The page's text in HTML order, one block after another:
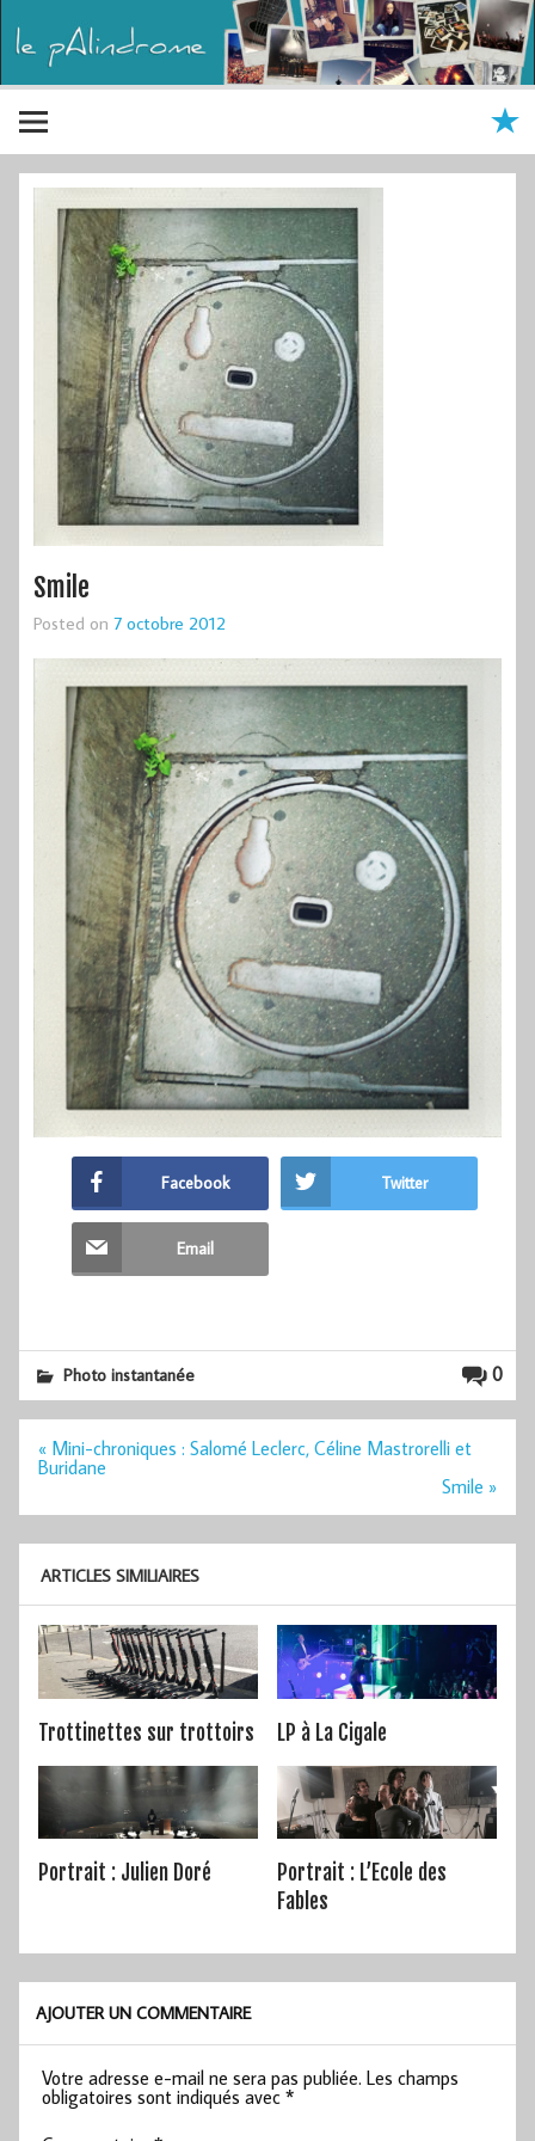
Smile
Posted on 7 octobre 2012
Facebook Twitter
Email
0
Photo instantanée
Navigation
de
« Mini-chroniques : Salomé Leclerc, Céline Mastrorelli et
Buridane
Smile »
ARTICLES SIMILIAIRES
Trottinettes sur trottoirs LP à La Cigale
Portrait : Julien Doré
Portrait : L’Ecole des
Fables
AJOUTER UN COMMENTAIRE
Votre adresse e-mail ne sera pas publiée. Les champs
obligatoires sont indiqués avec*